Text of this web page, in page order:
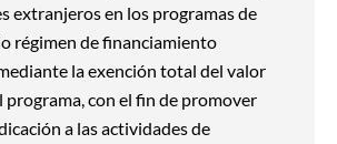
extranjeros en los programas de
régimen de financiamiento
la exención total del valor
programa, con el fin de promover
a las actividades de